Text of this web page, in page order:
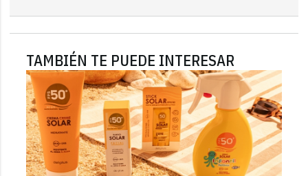
TAMBIÉN TE PUEDE INTERESAR